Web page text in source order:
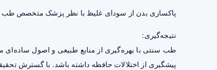
پاکسازی بدن از سودای غلیظ با نظر پزشک متخصص
نتیجه‌گیری:
طب سنتی با بهره‌گیری از منابع طبیعی و اصول ساده‌ای
پیشگیری از اختلالات حافظه داشته باشد. با گسترش